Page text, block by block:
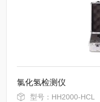
氯化氢检测仪
型号：HH2000-HCL